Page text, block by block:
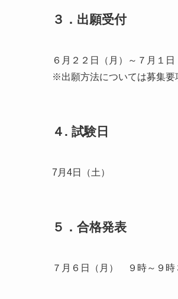
３．出願受付
６月２２日（月）～７月１
※出願方法については募集要
４. 試験日
7月4日（土）
５．合格発表
７月６日（月） ９時～９時